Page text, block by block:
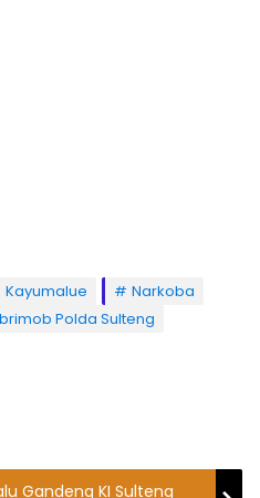
Kayumalue
Narkoba
Polda Sulteng
Gandeng KI Sulteng